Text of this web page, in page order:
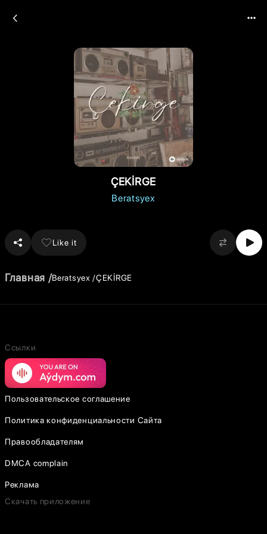
ÇEKİRGE
Beratsyex
Like it
Главная Beratsyex ÇEKİRGE
Ссылки
Пользовательское соглашение
Политика конфиденциальности Сайта
Правообладателям
DMCA complain
Реклама
Скачать приложение